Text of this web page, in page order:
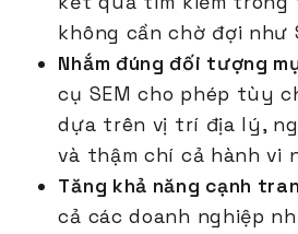
không cần chờ đợi như
Nhắm đúng đối tượng
cụ SEM cho phép tùy
dựa trên vị trí địa lý,
và thậm chí cả hành vi
Tăng khả năng cạnh
cả các doanh nghiệp